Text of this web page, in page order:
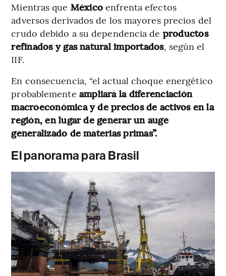
Mientras que México enfrenta efectos
adversos derivados de los mayores precios del
crudo debido a su dependencia de productos
refinados y gas natural importados, según el
IIF.
En consecuencia, “el actual choque energético
probablemente ampliará la diferenciación
macroeconómica y de precios de activos en la
región, en lugar de generar un auge
generalizado de materias primas”.
El panorama para Brasil